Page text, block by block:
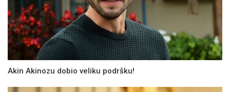
Akin Akinozu dobio veliku podršku!